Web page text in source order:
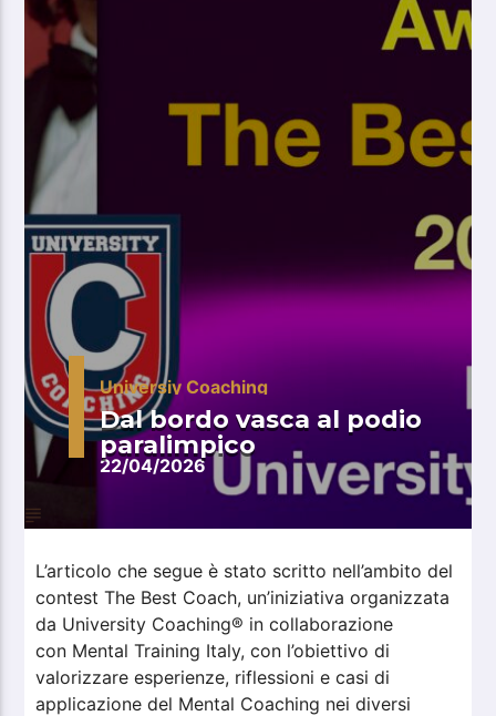
Universiy Coaching
22/04/2026
Dal bordo vasca al podio
paralimpico
L’articolo che segue è stato scritto nell’ambito del
contest The Best Coach, un’iniziativa organizzata
da University Coaching® in collaborazione
con Mental Training Italy, con l’obiettivo di
valorizzare esperienze, riflessioni e casi di
applicazione del Mental Coaching nei diversi